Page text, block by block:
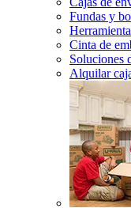
Fundas y
Cinta de
Soluciones
Alquilar